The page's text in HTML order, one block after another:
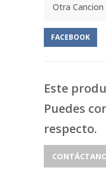
Otra
FACEBOOK
Este
Puedes
respecto.